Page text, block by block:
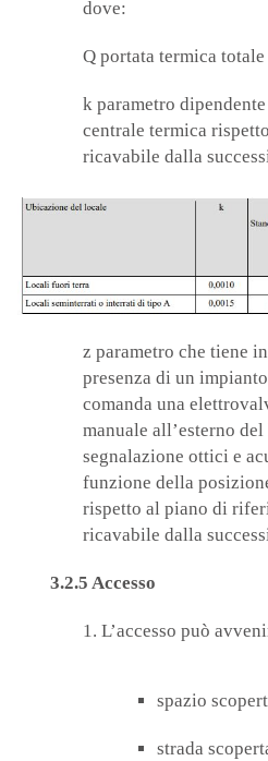
dove:
Q portata termica
k parametro
centrale termica
ricavabile dalla
z parametro che tiene
presenza di un
comanda una
manuale all’esterno
segnalazione ottici e
funzione della
rispetto al piano di
ricavabile dalla
3.2.5 Accesso
1. L’accesso può
spazio
strada